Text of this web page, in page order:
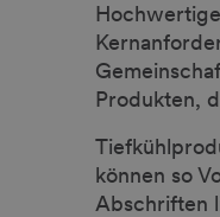
Produkten,
können so
Abschriften